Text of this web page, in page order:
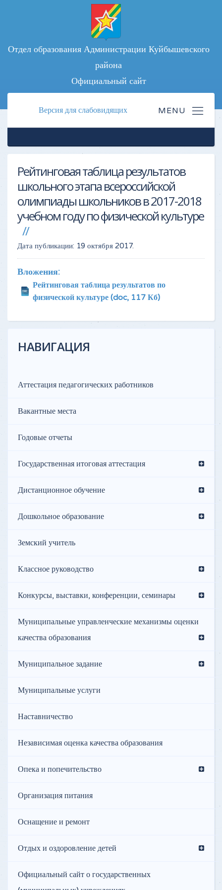
Отдел образования Администрации Куйбышевского
района
Официальный сайт
Версия для слабовидящих
Рейтинговая таблица результатов
школьного этапа всероссийской
олимпиады школьников в 2017-2018
учебном году по физической культуре
Дата публикации: 19 октября 2017.
Вложения:
Рейтинговая таблица результатов по
физической культуре (doc, 117 Кб)
НАВИГАЦИЯ
Аттестация педагогических работников
Вакантные места
Годовые отчеты
Государственная итоговая аттестация
Дистанционное обучение
Дошкольное образование
Земский учитель
Классное руководство
Конкурсы, выставки, конференции, семинары
Муниципальные управленческие механизмы оценки
качества образования
Муниципальное задание
Муниципальные услуги
Наставничество
Независимая оценка качества образования
Опека и попечительство
Организация питания
Оснащение и ремонт
Отдых и оздоровление детей
Официальный сайт о государственных